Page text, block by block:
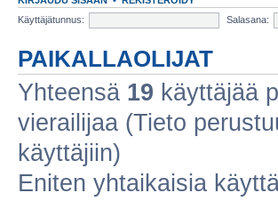
Käyttäjätunnus:
Salasana:
PAIKALLAOLIJAT
Yhteensä 19 käyttäjää
vierailijaa (Tieto
käyttäjiin)
Eniten yhtaikaisia